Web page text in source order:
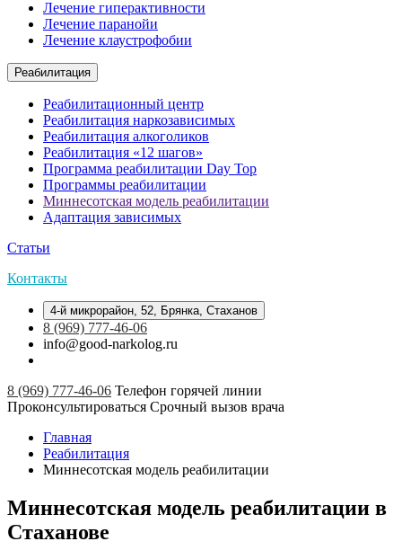
Лечение гиперактивности
Лечение паранойи
Лечение клаустрофобии
Реабилитация
Реабилитационный центр
Реабилитация наркозависимых
Реабилитация алкоголиков
Реабилитация «12 шагов»
Программа реабилитации Day Top
Программы реабилитации
Миннесотская модель реабилитации
Адаптация зависимых
Статьи
Контакты
4-й микрорайон, 52, Брянка, Стаханов
8 (969) 777-46-06
info@good-narkolog.ru
8 (969) 777-46-06 Телефон горячей линии
Проконсультироваться Срочный вызов врача
Главная
Реабилитация
Миннесотская модель реабилитации
Миннесотская модель реабилитации в
Стаханове